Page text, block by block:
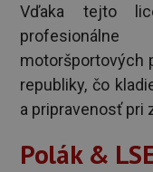
Vďaka tejto
motoršportových
republiky, čo
a pripravenosť pri
Polák &